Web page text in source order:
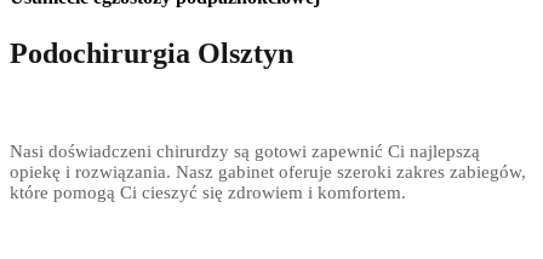
Podochirurgia Olsztyn
Nasi doświadczeni chirurdzy są gotowi zapewnić Ci najlepszą
opiekę i rozwiązania. Nasz gabinet oferuje szeroki zakres zabiegów,
które pomogą Ci cieszyć się zdrowiem i komfortem.